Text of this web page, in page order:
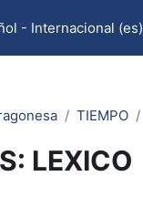
- Internacional ‎(es)‎
TIEMPO
LEXICO